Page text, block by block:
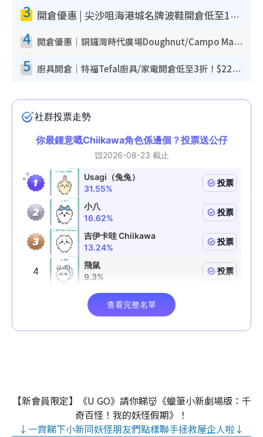
3 開倉優惠 | 尖沙咀海港城名牌波鞋開倉低至1折！On鞋$899起／Joy&Peace鞋履$98起
4 開倉優惠｜銅鑼灣時代廣場Doughnut/Campo Marzio開倉低至1折！背囊、書包、手袋劈價$200起
5 廚具開倉｜特福Tefal廚具/家電開倉低至3折！$220起買平底鍋/炒鑊/湯煲！電飯煲/吸塵機/燙斗$418起
【新會員限定】《U GO》請你睇👹《蠟筆小新劇場版：千
奇百怪！我的妖怪假期》！
↓一齊睇下小新同妖怪朋友們點樣聯手拯救屋企人啦↓